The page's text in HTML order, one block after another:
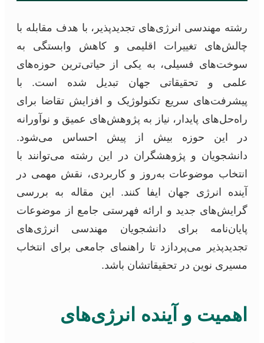
رشته مهندسی انرژی‌های تجدیدپذیر، با هدف مقابله با
چالش‌های تغییرات اقلیمی و کاهش وابستگی به
سوخت‌های فسیلی، به یکی از حیاتی‌ترین حوزه‌های
علمی و تحقیقاتی جهان تبدیل شده است. با
پیشرفت‌های سریع تکنولوژیک و افزایش تقاضا برای
راه‌حل‌های پایدار، نیاز به پژوهش‌های عمیق و نوآورانه
در این حوزه بیش از پیش احساس می‌شود.
دانشجویان و پژوهشگران در این رشته می‌توانند با
انتخاب موضوعات به‌روز و کاربردی، نقش مهمی در
آینده انرژی جهان ایفا کنند. این مقاله به بررسی
گرایش‌های جدید و ارائه فهرستی جامع از موضوعات
پایان‌نامه برای دانشجویان مهندسی انرژی‌های
تجدیدپذیر می‌پردازد تا راهنمای جامعی برای انتخاب
مسیری نوین در تحقیقاتشان باشد.
اهمیت و آینده انرژی‌های